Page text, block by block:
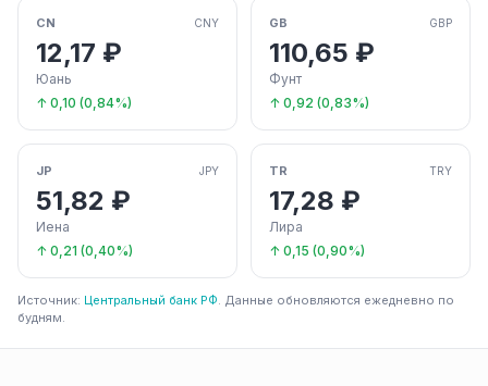
CN CNY
12,17 ₽
Юань
↑ 0,10 (0,84%)
GB GBP
110,65 ₽
Фунт
↑ 0,92 (0,83%)
JP JPY
51,82 ₽
Иена
↑ 0,21 (0,40%)
TR TRY
17,28 ₽
Лира
↑ 0,15 (0,90%)
Источник: Центральный банк РФ. Данные обновляются ежедневно по
будням.